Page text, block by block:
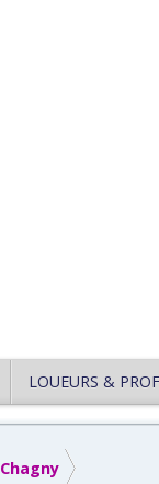
LOUEURS &
Chagny